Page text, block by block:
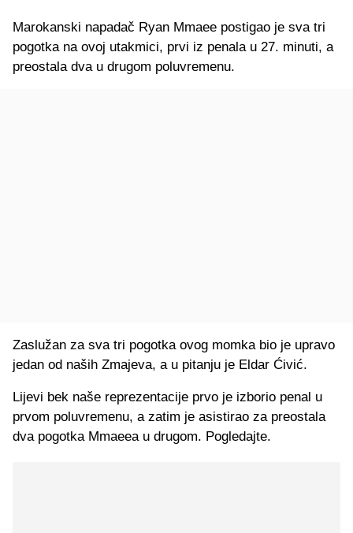
Marokanski napadač Ryan Mmaee postigao je sva tri
pogotka na ovoj utakmici, prvi iz penala u 27. minuti, a
preostala dva u drugom poluvremenu.
Zaslužan za sva tri pogotka ovog momka bio je upravo
jedan od naših Zmajeva, a u pitanju je Eldar Ćivić.
Lijevi bek naše reprezentacije prvo je izborio penal u
prvom poluvremenu, a zatim je asistirao za preostala
dva pogotka Mmaeea u drugom. Pogledajte.